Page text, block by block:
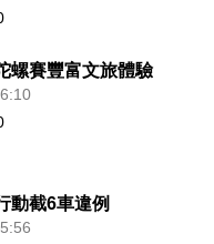
螺賽豐富文旅體驗
動截6車違例